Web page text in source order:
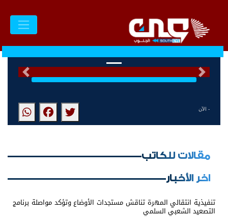
التالى السابق
- الآن
مقالات للكاتب
اخر الأخبار
تنفيذية انتقالي المهرة تناقش مستجدات الأوضاع وتؤكد مواصلة برنامج
التصعيد الشعبي السلمي